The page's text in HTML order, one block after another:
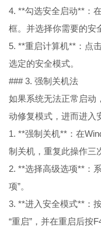
4. **勾选安全启动**：
框。并选择你需要的安
5. **重启计算机**：点
选定的安全模式。
### 3. 强制关机法
如果系统无法正常启动
动修复模式，进而进入
1. **强制关机**：在
制关机，重复此操作三
2. **选择高级选项**：
项”。
3. **进入安全模式**：
“重启”，并在重启后按